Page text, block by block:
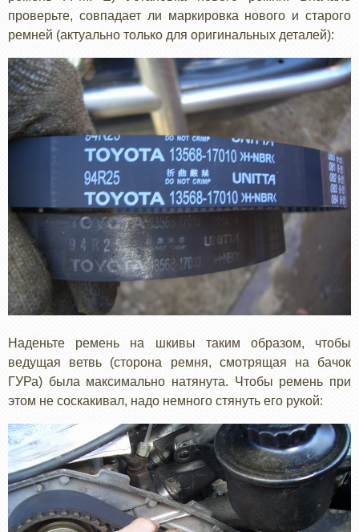
проверьте, совпадает ли маркировка нового и старого
ремней (актуально только для оригинальных деталей):
Наденьте ремень на шкивы таким образом, чтобы
ведущая ветвь (сторона ремня, смотрящая на бачок
ГУРа) была максимально натянута. Чтобы ремень при
этом не соскакивал, надо немного стянуть его рукой: